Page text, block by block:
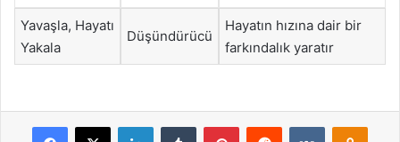
Yavaşla, Hayatı
Yakala
Düşündürücü
Hayatın hızına dair bir
farkındalık yaratır
Facebook
X LinkedInTumblr PinterestReddit VKontakte